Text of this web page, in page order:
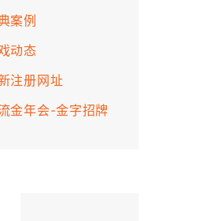
案例
动态
注册网址
金年会-金字招牌